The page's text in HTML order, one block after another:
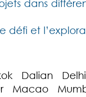
dans
défi et
Dalian
Macao